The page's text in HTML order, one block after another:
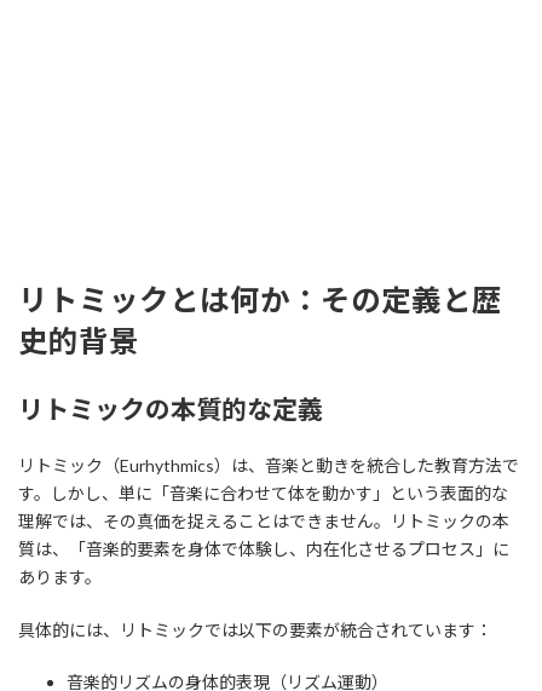
リトミックとは何か：その定義と歴
史的背景
リトミックの本質的な定義
リトミック（Eurhythmics）は、音楽と動きを統合した教育方法で
す。しかし、単に「音楽に合わせて体を動かす」という表面的な
理解では、その真価を捉えることはできません。リトミックの本
質は、「音楽的要素を身体で体験し、内在化させるプロセス」に
あります。
具体的には、リトミックでは以下の要素が統合されています：
音楽的リズムの身体的表現（リズム運動）